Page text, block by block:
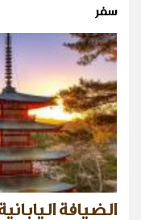
سفر
الضيافة